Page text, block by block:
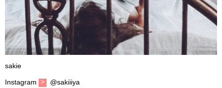
sakie
Instagram @sakiiiya